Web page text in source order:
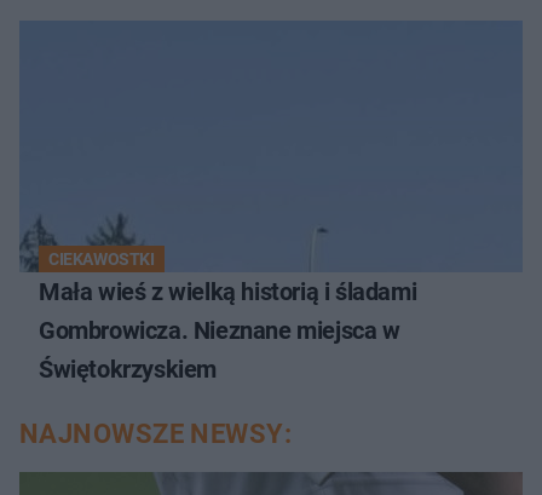
CIEKAWOSTKI
Mała wieś z wielką historią i śladami
Gombrowicza. Nieznane miejsca w
Świętokrzyskiem
NAJNOWSZE NEWSY: